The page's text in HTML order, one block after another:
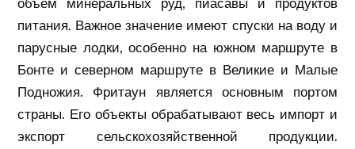
питания. Важное значение имеют спуски на воду и
парусные лодки, особенно на южном маршруте в
Бонте и северном маршруте в Великие и Малые
Подножия. Фритаун является основным портом
страны. Его объекты обрабатывают весь импорт и
экспорт сельскохозяйственной продукции.